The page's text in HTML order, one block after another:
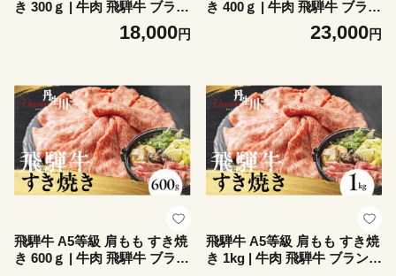
き 300ｇ | 牛肉 飛騨牛 ブラン
ド牛 国産 肩もも すき焼き 丹
18,000円
き 400ｇ | 牛肉 飛騨牛 ブラン
ド牛 国産 肩もも すき焼き 丹
生川精肉 JJ016VC1323,000円
飛騨牛 A5等級 肩もも すき焼
き 600ｇ | 牛肉 飛騨牛 ブラン
飛騨牛 A5等級 肩もも すき焼
き 1kg | 牛肉 飛騨牛 ブランド